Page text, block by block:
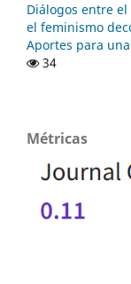
Diálogos entre
el feminismo
Aportes para
34
Métricas